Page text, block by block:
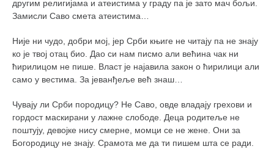
другим религијама и атеистима у граду па је зато мач бољи.
Замисли Саво смета атеистима…
Није ни чудо, добри мој, јер Срби књиге не читају па не знају
ко је твој отац био. Дао си нам писмо али већина чак ни
ћирилицом не пише. Власт је најавила закон о ћирилици али
само у вестима. За јеванђеље већ знаш…
Чувају ли Срби породицу? Не Саво, овде владају грехови и
гордост маскирани у лажне слободе. Деца родитеље не
поштују, девојке нису смерне, момци се не жене. Они за
Богородицу не знају. Срамота ме да ти пишем шта се ради.